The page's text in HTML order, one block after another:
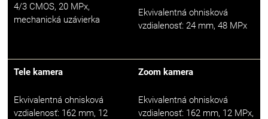
4/3 CMOS, 20 MPx,
mechanická uzávierka
Ekvivalentná ohnisková
vzdialenosť: 24 mm, 48 MPx
Tele kamera
Ekvivalentná ohnisková
vzdialenosť: 162 mm, 12
Zoom kamera
Ekvivalentná ohnisková
vzdialenosť: 162 mm, 12 MPx,